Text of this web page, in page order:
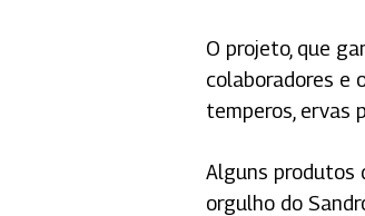
Pressione Enter para
O projeto, que
colaboradores e
temperos, ervas
Alguns produtos
orgulho do